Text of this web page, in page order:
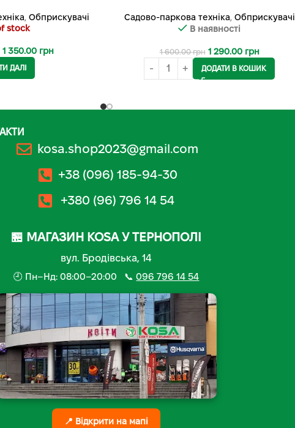
, Обприскувачі
stock
1 350.00 грн
ДАЛІ
Садово-паркова техніка, Обприскувачі
В наявності
1 600.00грн 1 290.00 грн
ДОДАТИ В КОШИК
kosa.shop2023@gmail.com
+38 (096) 185-94-30
+380 (96) 796 14 54
🏪 МАГАЗИН KOSA У ТЕРНОПОЛІ
вул. Бродівська, 14
🕘 Пн–Нд: 08:00–20:00 📞096 796 14 54
📍 Відкрити на мапі